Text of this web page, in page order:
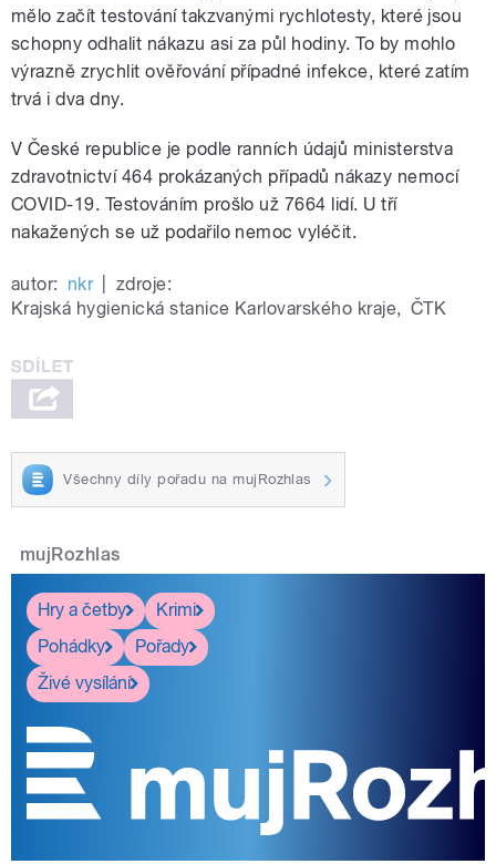
mělo začít testování takzvanými rychlotesty, které jsou
schopny odhalit nákazu asi za půl hodiny. To by mohlo
výrazně zrychlit ověřování případné infekce, které zatím
trvá i dva dny.
V České republice je podle ranních údajů ministerstva
zdravotnictví 464 prokázaných případů nákazy nemocí
COVID-19. Testováním prošlo už 7664 lidí. U tří
nakažených se už podařilo nemoc vyléčit.
autor: nkr
zdroje:
Krajská hygienická stanice Karlovarského kraje, ČTK
Všechny díly pořadu na mujRozhlas
mujRozhlas
Hry a četby
Krimi
Pohádky
Pořady
Živé vysílání